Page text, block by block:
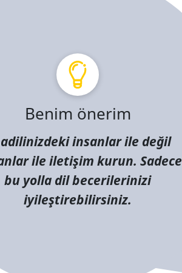
Benim önerim
insanlar ile değil
ile iletişim kurun. Sadece
bu yolla dil becerilerinizi
iyileştirebilirsiniz.